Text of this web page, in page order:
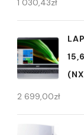
1 030,43zł
2 699,00zł